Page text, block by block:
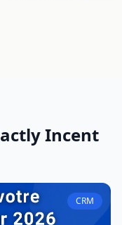
Incent
CRM